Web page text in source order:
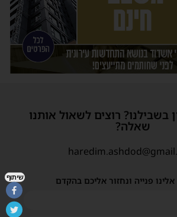
בשבילנו? רוצים לשאול אותנו
שאלה?
פנייה ונחזור אליכם בהקדם שיתוף